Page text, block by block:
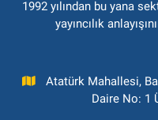
1992 yılından bu yana
yayıncılık
Atatürk Mahallesi,
Daire No: 1